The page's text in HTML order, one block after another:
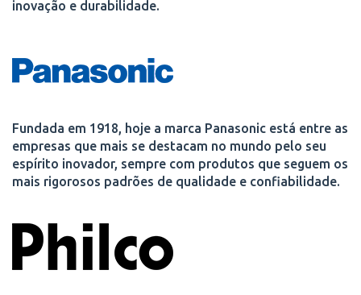
inovação e durabilidade.
Fundada em 1918, hoje a marca Panasonic está entre as
empresas que mais se destacam no mundo pelo seu
espírito inovador, sempre com produtos que seguem os
mais rigorosos padrões de qualidade e confiabilidade.